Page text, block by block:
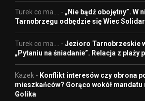
Turek co ma.... - „Nie bądź obojętny”. W
Tarnobrzegu odbędzie się Wiec
Turek co ma.... - Jezioro Tarnobrzeskie
„Pytaniu na śniadanie”. Relacja z plaży
Kazek - Konflikt interesów czy obrona
mieszkańców? Gorąco wokół mandatu
Golika